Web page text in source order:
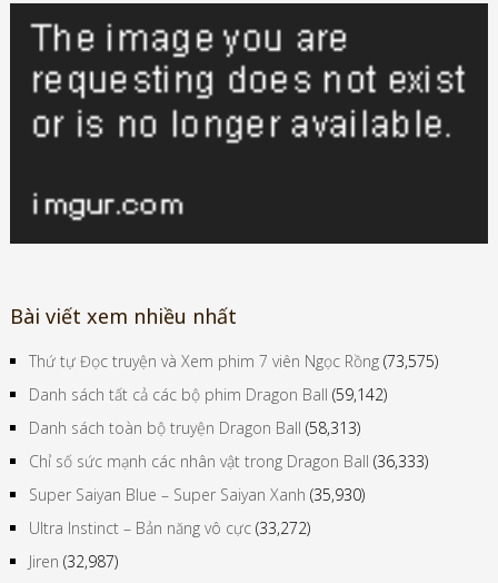
Bài viết xem nhiều nhất
Thứ tự Đọc truyện và Xem phim 7 viên Ngọc Rồng (73,575)
Danh sách tất cả các bộ phim Dragon Ball (59,142)
Danh sách toàn bộ truyện Dragon Ball (58,313)
Chỉ số sức mạnh các nhân vật trong Dragon Ball (36,333)
Super Saiyan Blue – Super Saiyan Xanh (35,930)
Ultra Instinct – Bản năng vô cực (33,272)
Jiren (32,987)